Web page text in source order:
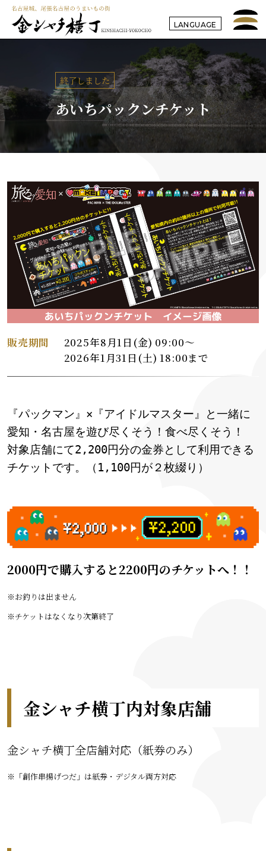
LANGUAGE
終了しました
あいちパックンチケット
販売期間
2025年8月1日(金) 09:00～
2026年1月31日(土) 18:00まで
『パックマン』×『アイドルマスター』と一緒に
愛知・名古屋を遊び尽くそう！食べ尽くそう！
対象店舗にて2,200円分の金券として利用できる
チケットです。（1,100円が２枚綴り）
2000円で購入すると2200円のチケットへ！！
※お釣りは出ません
※チケットはなくなり次第終了
金シャチ横丁内対象店舗
金シャチ横丁全店舗対応（紙券のみ）
※「創作串揚げつだ」は紙券・デジタル両方対応